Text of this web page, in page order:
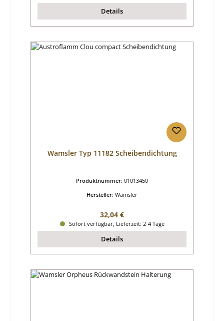
Details
Wamsler Typ 11182 Scheibendichtung
Produktnummer: 01013450
Hersteller: Wamsler
Regulärer Preis:
32,04 €
Sofort verfügbar, Lieferzeit: 2-4 Tage
Details